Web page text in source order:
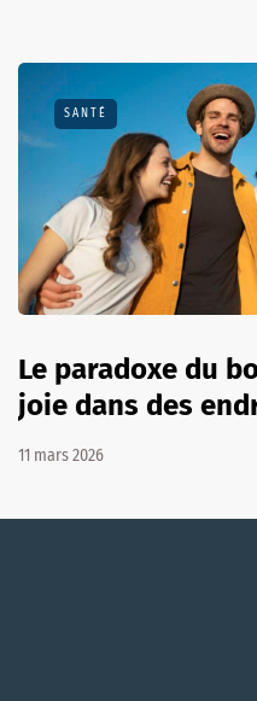
SANTÉ
Le paradoxe du
joie dans des
11 mars 2026